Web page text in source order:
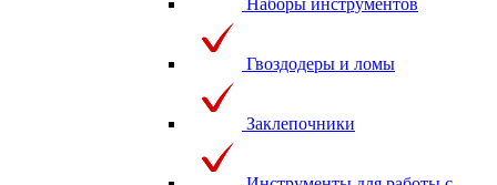
Наборы инструментов
Гвоздодеры и ломы
Заклепочники